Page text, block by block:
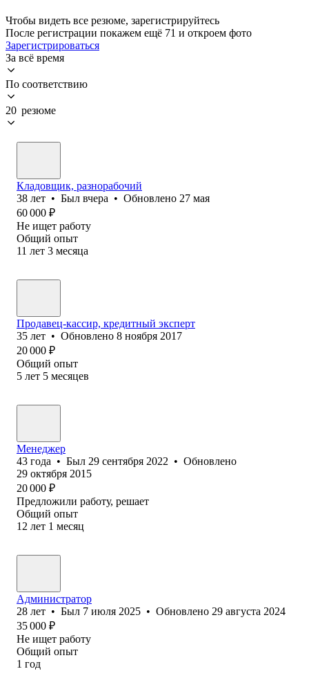
Чтобы видеть все резюме, зарегистрируйтесь
После регистрации покажем ещё 71 и откроем фото
Зарегистрироваться
За всё время
По соответствию
20 резюме
Кладовщик, разнорабочий
38 лет • Был вчера • Обновлено 27 мая
60 000 ₽
Не ищет работу
Общий опыт
11 лет 3 месяца
Продавец-кассир, кредитный эксперт
35 лет • Обновлено 8 ноября 2017
20 000 ₽
Общий опыт
5 лет 5 месяцев
Менеджер
43 года • Был 29 сентября 2022 • Обновлено
29 октября 2015
20 000 ₽
Предложили работу, решает
Общий опыт
12 лет 1 месяц
Администратор
28 лет • Был 7 июля 2025 • Обновлено 29 августа 2024
35 000 ₽
Не ищет работу
Общий опыт
1 год